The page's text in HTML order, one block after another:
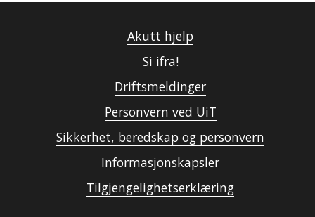
Akutt hjelp
Si ifra!
Driftsmeldinger
Personvern ved UiT
Sikkerhet, beredskap og personvern
Informasjonskapsler
Tilgjengelighetserklæring